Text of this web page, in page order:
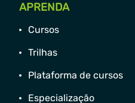
APRENDA
Cursos
Trilhas
Plataforma de cursos
Especialização